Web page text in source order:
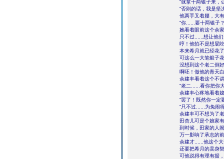
“就拿十两银子来，
“否则的话，我是坚
他两手叉着腰，大
“你......要十两银子
她看着眼前这个余
只不过......想让他
哼！他怕不是想屁
本来希月就已经花
可这么一大笔银子
没想到这个老二倒
啊呸！做他的青天
余建丰看着这个不
“老二......看你把你
余建丰心疼地看着
“罢了！既然你一定
“只不过......为免闹
余建丰可不想为了
田杏儿可是个娘家
到时候，田家的人
万一影响了承志的
余建才......他这个
还要把希月的卖身
可他说得有理有据